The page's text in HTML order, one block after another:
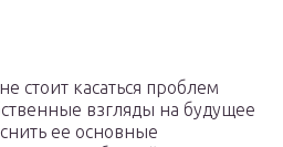
стоит касаться проблем
взгляды на будущее
ее основные